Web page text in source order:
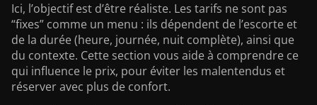
Ici, l’objectif est d’être réaliste. Les tarifs ne sont pas
“fixes” comme un menu : ils dépendent de l’escorte et
de la durée (heure, journée, nuit complète), ainsi que
du contexte. Cette section vous aide à comprendre ce
qui influence le prix, pour éviter les malentendus et
réserver avec plus de confort.